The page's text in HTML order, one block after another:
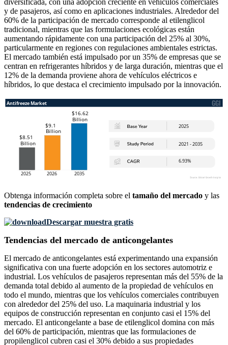
diversificada, con una adopción creciente en vehículos comerciales
y de pasajeros, así como en aplicaciones industriales. Alrededor del
60% de la participación de mercado corresponde al etilenglicol
tradicional, mientras que las formulaciones ecológicas están
aumentando rápidamente con una participación del 25% al ​​30%,
particularmente en regiones con regulaciones ambientales estrictas.
El mercado también está impulsado por un 35% de empresas que se
centran en refrigerantes híbridos y de larga duración, mientras que el
12% de la demanda proviene ahora de vehículos eléctricos e
híbridos, lo que destaca el crecimiento impulsado por la innovación.
Obtenga información completa sobre el tamaño del mercado y las
tendencias de crecimiento
Descargar muestra gratis
Tendencias del mercado de anticongelantes
El mercado de anticongelantes está experimentando una expansión
significativa con una fuerte adopción en los sectores automotriz e
industrial. Los vehículos de pasajeros representan más del 55% de la
demanda total debido al aumento de la propiedad de vehículos en
todo el mundo, mientras que los vehículos comerciales contribuyen
con alrededor del 25% del uso. La maquinaria industrial y los
equipos de construcción representan en conjunto casi el 15% del
mercado. El anticongelante a base de etilenglicol domina con más
del 60% de participación, mientras que las formulaciones de
propilenglicol cubren casi el 30% debido a sus propiedades